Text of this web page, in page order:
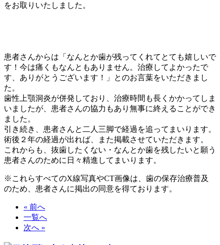
をお取りいたしました。
患者さんからは「なんとか歯が残ってくれてとても嬉しいで
す！今は痛くもなんともありません。治療してよかったで
す、ありがとうございます！」とのお言葉をいただきまし
た。
歯性上顎洞炎が併発しており、治療時間も長くかかってしま
いましたが、患者さんの協力もあり無事に終えることができ
ました。
引き続き、患者さんと二人三脚で経過を追ってまいります。
術後２年の経過が出れば、また掲載させていただきます。
これからも、抜歯したくない・なんとか歯を残したいと願う
患者さんのために日々精進してまいります。
※これらすべてのX線写真やCT画像は、歯の保存治療普及
のため、患者さんに掲出の同意を得ております。
« 前へ
一覧へ
次へ »